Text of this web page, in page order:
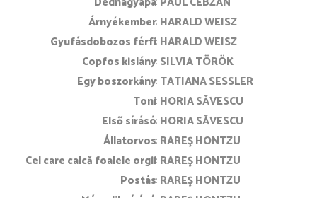
Árnyékember HARALD WEISZ
Gyufásdobozos férfi HARALD WEISZ
Copfos kislány SILVIA TÖRÖK
Egy boszorkány TATIANA SESSLER
Toni HORIA SĂVESCU
Első sírásó HORIA SĂVESCU
Állatorvos RAREŞ HONTZU
Cel care calcă foalele orgii RAREŞ HONTZU
Postás RAREŞ HONTZU